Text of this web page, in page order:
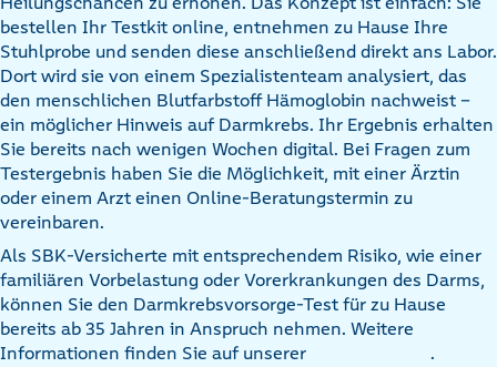
bestellen Ihr Testkit online, entnehmen zu Hause Ihre
Stuhlprobe und senden diese anschließend direkt ans Labor.
Dort wird sie von einem Spezialistenteam analysiert, das
den menschlichen Blutfarbstoff Hämoglobin nachweist –
ein möglicher Hinweis auf Darmkrebs. Ihr Ergebnis erhalten
Sie bereits nach wenigen Wochen digital. Bei Fragen zum
Testergebnis haben Sie die Möglichkeit, mit einer Ärztin
oder einem Arzt einen Online-Beratungstermin zu
vereinbaren.
Als SBK-Versicherte mit entsprechendem Risiko, wie einer
familiären Vorbelastung oder Vorerkrankungen des Darms,
können Sie den Darmkrebsvorsorge-Test für zu Hause
bereits ab 35 Jahren in Anspruch nehmen. Weitere
Informationen finden Sie auf unserer
.